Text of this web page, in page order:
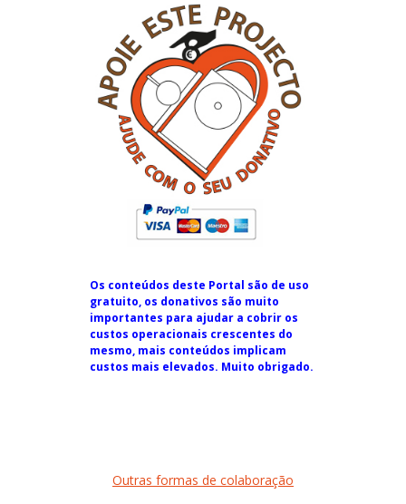
Os conteúdos deste Portal são de uso
gratuito, os donativos são muito
importantes para ajudar a cobrir os
custos operacionais crescentes do
mesmo, mais conteúdos implicam
custos mais elevados. Muito obrigado.
Outras formas de colaboração